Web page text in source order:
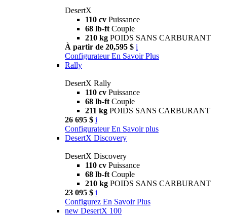
DesertX
110 cv Puissance
68 lb-ft Couple
210 kg POIDS SANS CARBURANT
À partir de 20,595 $ i
Configurateur En Savoir Plus
Rally
DesertX Rally
110 cv Puissance
68 lb-ft Couple
211 kg POIDS SANS CARBURANT
26 695 $ i
Configurateur En Savoir plus
DesertX Discovery
DesertX Discovery
110 cv Puissance
68 lb-ft Couple
210 kg POIDS SANS CARBURANT
23 095 $ i
Configurez En Savoir Plus
new DesertX 100